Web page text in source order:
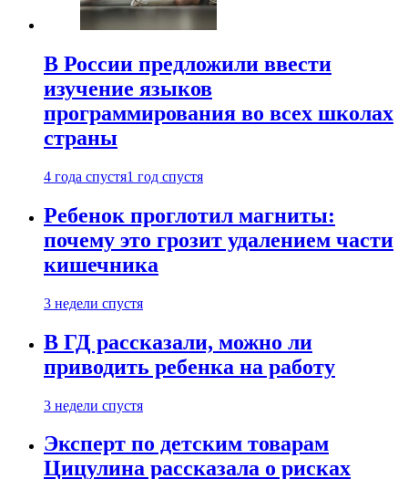
В России предложили ввести
изучение языков
программирования во всех школах
страны
4 года спустя1 год спустя
Ребенок проглотил магниты:
почему это грозит удалением части
кишечника
3 недели спустя
В ГД рассказали, можно ли
приводить ребенка на работу
3 недели спустя
Эксперт по детским товарам
Цицулина рассказала о рисках